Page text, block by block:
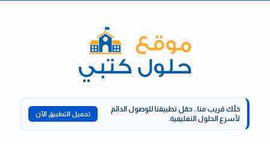
خلّك قريب منا.. حمّل تطبيقنا للوصول الدائم
لأسرع الحلول التعليمية.
تحميل التطبيق الآن